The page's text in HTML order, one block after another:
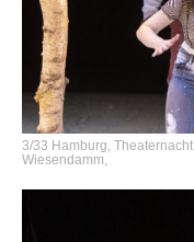
3/33 Hamburg,
Wiesendamm,